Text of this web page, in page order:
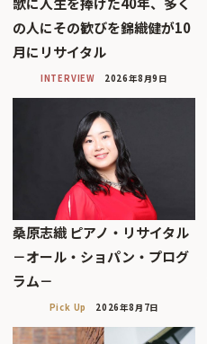
の人にその歓びを錦織健が10
月にリサイタル
INTERVIEW 2026年8月9日
桑原志織 ピアノ・リサイタル
－オール・ショパン・プログ
ラム－
Pick Up 2026年8月7日